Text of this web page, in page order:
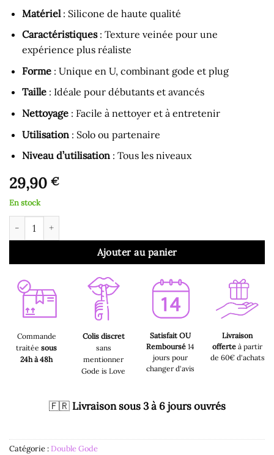
Matériel: Silicone de haute qualité
Caractéristiques: Texture veinée pour une
expérience plus réaliste
Forme: Unique en U, combinant gode et plug
Taille: Idéale pour débutants et avancés
Nettoyage: Facile à nettoyer et à entretenir
Utilisation: Solo ou partenaire
Niveau d’utilisation: Tous les niveaux
29,90 €
En stock
quantité de Double Gode - Double Gode Mini Violet
Ajouter au panier
Commande
traitée sous
24h à 48h
Colis discret
sans
mentionner
Gode is Love
Satisfait OU
Remboursé14
jours pour
changer d'avis
Livraison
offerte à partir
de 60€ d'achats
🇫🇷 Livraison sous 3 à 6 jours ouvrés
Catégorie :Double Gode